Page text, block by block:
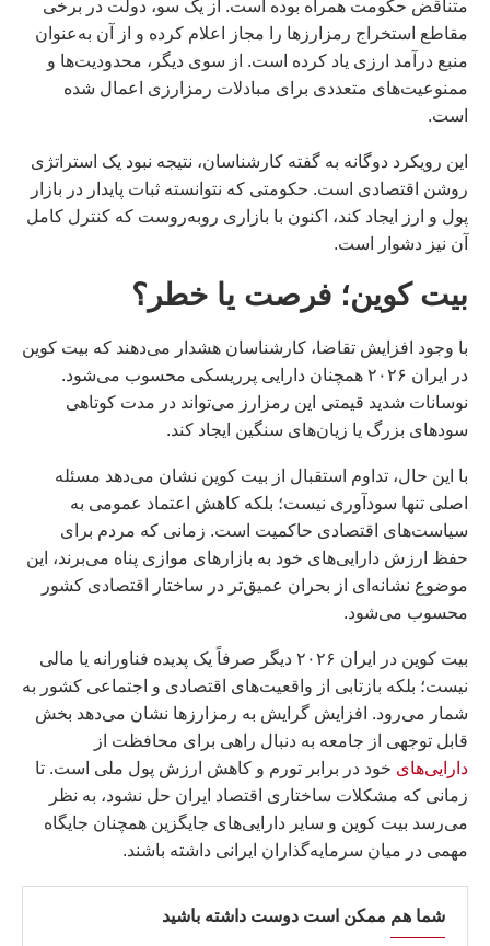
متناقض حکومت همراه بوده است. از یک سو، دولت در برخی
مقاطع استخراج رمزارزها را مجاز اعلام کرده و از آن به‌عنوان
منبع درآمد ارزی یاد کرده است. از سوی دیگر، محدودیت‌ها و
ممنوعیت‌های متعددی برای مبادلات رمزارزی اعمال شده
است.
این رویکرد دوگانه به گفته کارشناسان، نتیجه نبود یک استراتژی
روشن اقتصادی است. حکومتی که نتوانسته ثبات پایدار در بازار
پول و ارز ایجاد کند، اکنون با بازاری روبه‌روست که کنترل کامل
آن نیز دشوار است.
بیت کوین؛ فرصت یا خطر؟
با وجود افزایش تقاضا، کارشناسان هشدار می‌دهند که بیت کوین
در ایران ۲۰۲۶ همچنان دارایی پرریسکی محسوب می‌شود.
نوسانات شدید قیمتی این رمزارز می‌تواند در مدت کوتاهی
سودهای بزرگ یا زیان‌های سنگین ایجاد کند.
با این حال، تداوم استقبال از بیت کوین نشان می‌دهد مسئله
اصلی تنها سودآوری نیست؛ بلکه کاهش اعتماد عمومی به
سیاست‌های اقتصادی حاکمیت است. زمانی که مردم برای
حفظ ارزش دارایی‌های خود به بازارهای موازی پناه می‌برند، این
موضوع نشانه‌ای از بحران عمیق‌تر در ساختار اقتصادی کشور
محسوب می‌شود.
بیت کوین در ایران ۲۰۲۶ دیگر صرفاً یک پدیده فناورانه یا مالی
نیست؛ بلکه بازتابی از واقعیت‌های اقتصادی و اجتماعی کشور به
شمار می‌رود. افزایش گرایش به رمزارزها نشان می‌دهد بخش
قابل توجهی از جامعه به دنبال راهی برای محافظت از
دارایی‌های خود در برابر تورم و کاهش ارزش پول ملی است. تا
زمانی که مشکلات ساختاری اقتصاد ایران حل نشود، به نظر
می‌رسد بیت کوین و سایر دارایی‌های جایگزین همچنان جایگاه
مهمی در میان سرمایه‌گذاران ایرانی داشته باشند.
شما هم ممکن است دوست داشته باشید